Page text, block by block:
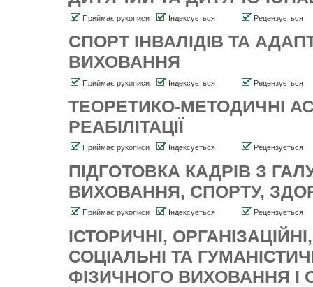
Приймає рукописи Індексується Рецензується
СПОРТ ІНВАЛІДІВ ТА
ВИХОВАННЯ
Приймає рукописи Індексується Рецензується
ТЕОРЕТИКО-МЕТОДИЧНІ
РЕАБІЛІТАЦІЇ
Приймає рукописи Індексується Рецензується
ПІДГОТОВКА КАДРІВ З
ВИХОВАННЯ, СПОРТУ,
Приймає рукописи Індексується Рецензується
ІСТОРИЧНІ,
СОЦІАЛЬНІ ТА
ФІЗИЧНОГО ВИХОВАННЯ І